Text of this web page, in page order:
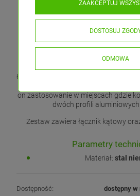
Łącznik gięty "ZM-PION-120"
on zastosowanie w miejscach gdzie
dwóch profili aluminiowych
Zestaw zawiera łącznik kątowy
Parametry
Materiał: stal
Dostępność:
dostępny w
ODMOWA
DOSTOSUJ
ZAAKCEPTUJ